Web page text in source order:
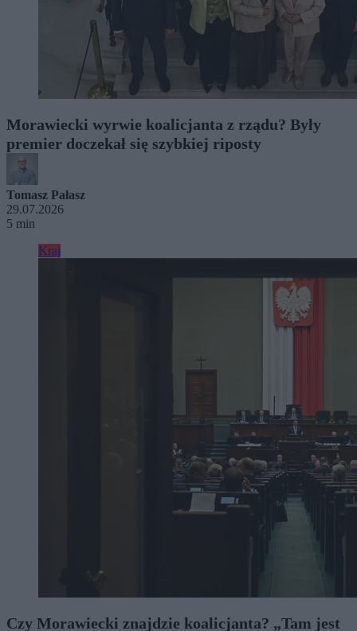
Morawiecki wyrwie koalicjanta z rządu? Były
premier doczekał się szybkiej riposty
Tomasz Pałasz
29.07.2026
5 min
Kraj
Czy Morawiecki znajdzie koalicjanta? „Tam jest